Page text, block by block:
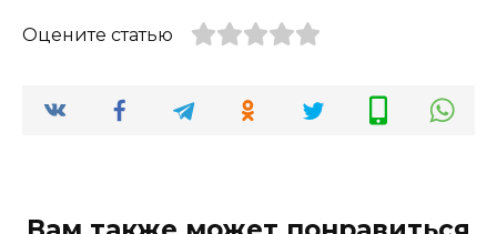
Оцените статью